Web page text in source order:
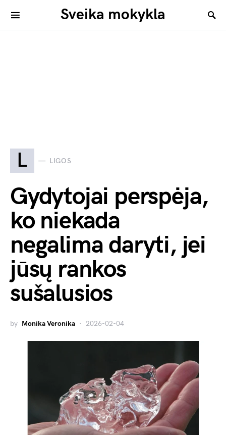
Sveika mokykla
L LIGOS
Gydytojai perspėja,
ko niekada
negalima daryti, jei
jūsų rankos
sušalusios
by Monika Veronika 2026-02-04